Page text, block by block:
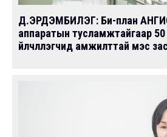
Д.ЭРДЭМБИЛЭГ: Би-план
аппаратын тусламжтайгаар 50
үйлчлүүлэгчид амжилттай мэс